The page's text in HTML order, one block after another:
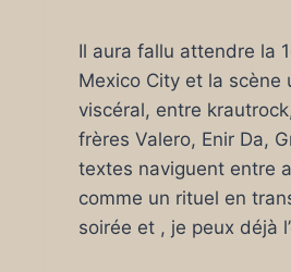
Il aura fallu attendre la
Mexico City et la
viscéral, entre
frères Valero, Enir Da,
textes naviguent entre
comme un rituel en
soirée et , je peux déjà